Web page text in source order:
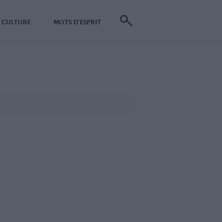
CULTURE MOTS D'ESPRIT